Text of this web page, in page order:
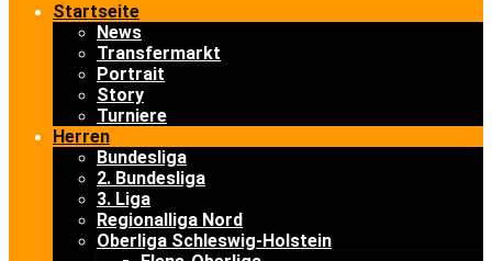
Startseite
News
Transfermarkt
Portrait
Story
Turniere
Herren
Bundesliga
2. Bundesliga
3. Liga
Regionalliga Nord
Oberliga Schleswig-Holstein